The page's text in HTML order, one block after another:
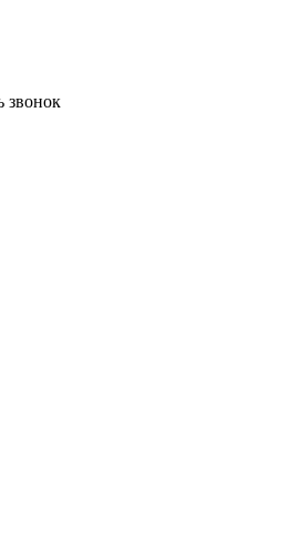
звонок